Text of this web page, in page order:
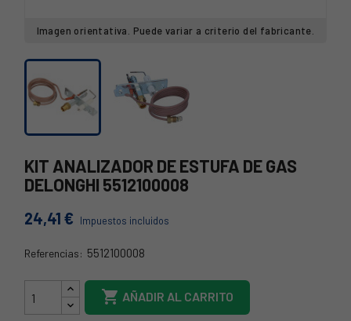
Imagen orientativa. Puede variar a criterio del fabricante.
KIT ANALIZADOR DE ESTUFA DE GAS
DELONGHI 5512100008
24,41 € Impuestos incluidos
Referencias: 5512100008
5512100008
 AÑADIR AL CARRITO